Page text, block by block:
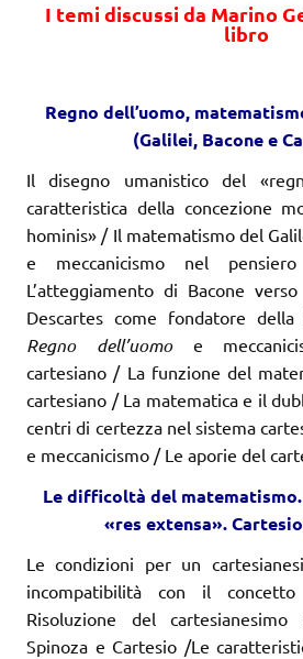
I temi discussi da Marino
libro
Regno dell’uomo,
(Galilei, Bacone eCa
Il disegno umanistico del
caratteristica della concezione
hominis» / Il matematismo del
e meccanicismo nel
L’atteggiamento di Bacone
Descartes come fondatore
Regno dell’uomo e
cartesiano / La funzione del
cartesiano / La matematica e il
centri di certezza nel sistema
e meccanicismo / Le aporie del
Le difficoltà del matematismo.
«res extensa».Car
Le condizioni per un
incompatibilità con il
Risoluzione del
Spinoza e Cartesio /Le